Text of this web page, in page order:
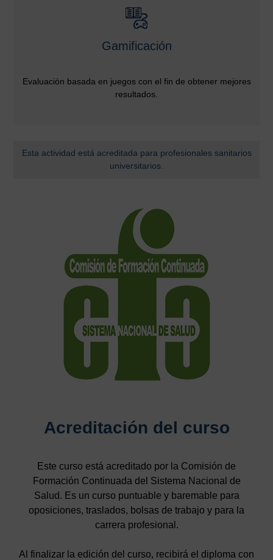
Gamificación
Evaluación basada en juegos con el fin de obtener mejores
resultados.
Esta actividad está acreditada para profesionales sanitarios
universitarios.
Acreditación del curso
Este curso está acreditado por la Comisión de
Formación Continuada del Sistema Nacional de
Salud. Es un curso puntuable y baremable para
oposiciones, traslados, bolsas de trabajo y para la
carrera profesional.
Al finalizar la edición del curso, recibirá el diploma con